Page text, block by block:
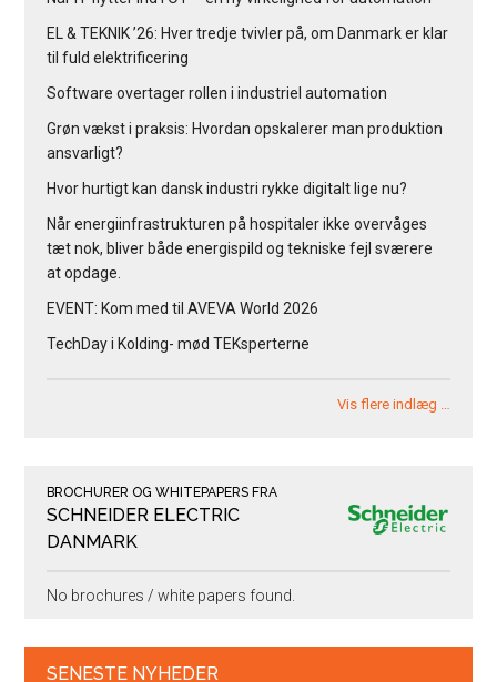
EL & TEKNIK ’26: Hver tredje tvivler på, om Danmark er klar
til fuld elektrificering
Software overtager rollen i industriel automation
Grøn vækst i praksis: Hvordan opskalerer man produktion
ansvarligt?
Hvor hurtigt kan dansk industri rykke digitalt lige nu?
Når energiinfrastrukturen på hospitaler ikke overvåges
tæt nok, bliver både energispild og tekniske fejl sværere
at opdage.
EVENT: Kom med til AVEVA World 2026
TechDay i Kolding- mød TEKsperterne
Vis flere indlæg …
BROCHURER OG WHITEPAPERS FRA
SCHNEIDER ELECTRIC
DANMARK
No brochures / white papers found.
SENESTE NYHEDER